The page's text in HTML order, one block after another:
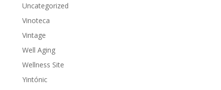
Uncategorized
Vinoteca
Vintage
Well Aging
Wellness Site
Yintónic